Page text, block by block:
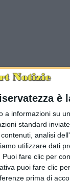
è
a informazioni su
standard
analisi
utilizzare dati
fare clic per
puoi fare clic
prima di